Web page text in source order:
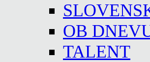
OB
TALENT